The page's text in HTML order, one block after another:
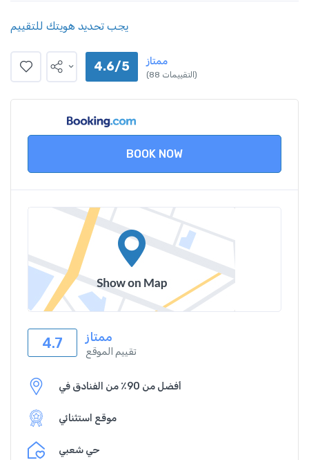
يجب تحديد هويتك للتقييم
4.6/5 ممتاز
(88 التقييمات)
BOOK NOW
4.7 ممتاز
تقييم الموقع
أفضل من 90٪ من الفنادق في
موقع استثنائي
حي شعبي